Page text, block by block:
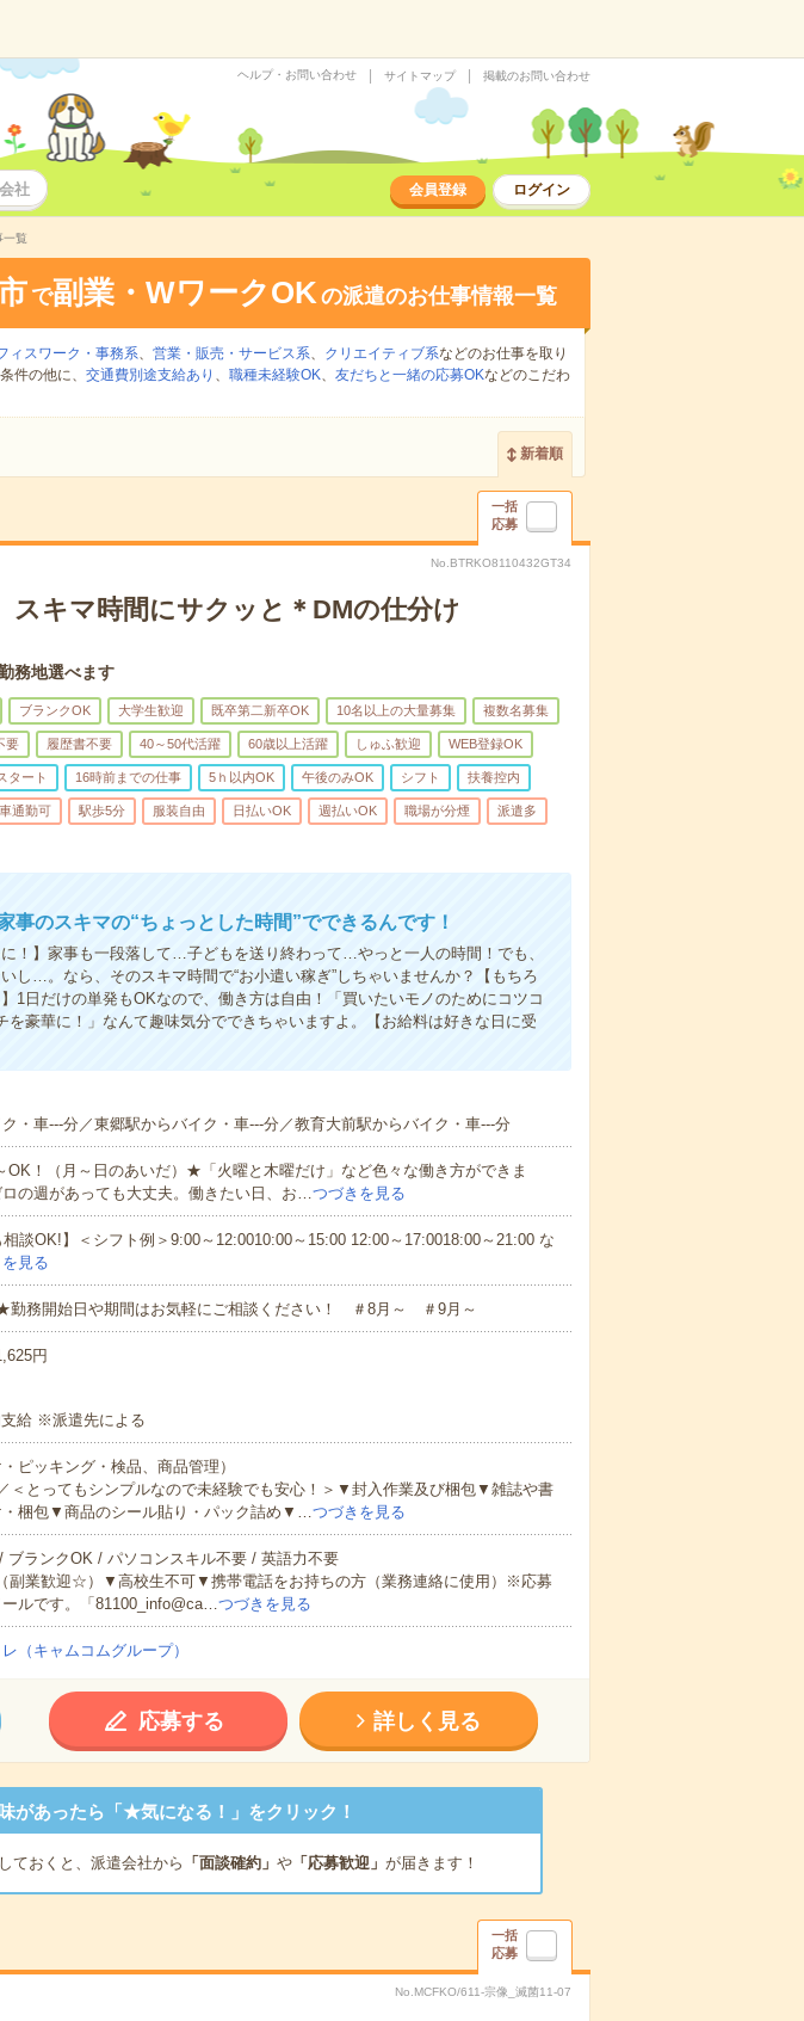
ヘルプ・お問い合わせ サイトマップ 掲載のお問い合わせ
社 会員登録 ログイン
一覧
で副業・WワークOKの派遣のお仕事情報一覧
ィスワーク・事務系、 営業・販売・サービス系、 クリエイティブ系などのお仕事を取り
件の他に、 交通費別途支給あり 、 職種未経験OK、 友だちと一緒の応募OKなどのこだわ
新着順
一括
応募
No.BTRKO8110432GT34
スキマ時間にサクッと＊DMの仕分け
務地選べます
ブランクOK 大学生歓迎 既卒第二新卒OK 10名以上の大量募集 複数名募集
要 履歴書不要 40～50代活躍 60歳以上活躍 しゅふ歓迎 WEB登録OK
タート 16時前までの仕事 5ｈ以内OK 午後のみOK シフト 扶養控内
車通勤可 駅歩5分 服装自由 日払いOK 週払いOK 職場が分煙 派遣多
のスキマの“ちょっとした時間”でできるんです！
！】家事も一段落して…子どもを送り終わって…やっと一人の時間！でも、
し…。なら、そのスキマ時間で“お小遣い稼ぎ”しちゃいませんか？【もちろ
1日だけの単発もOKなので、働き方は自由！「買いたいモノのためにコツコ
豪華に！」なんて趣味気分でできちゃいますよ。【お給料は好きな日に受
・車---分／東郷駅からバイク・車---分／教育大前駅からバイク・車---分
OK！（月～日のあいだ）★「火曜と木曜だけ」など色々な働き方ができま
の週があっても大丈夫。働きたい日、お…つづきを見る
相談OK!】＜シフト例＞9:00～12:0010:00～15:00 12:00～17:0018:00～21:00 な
見る
務開始日や期間はお気軽にご相談ください！ ＃8月～ ＃9月～
円
給 ※派遣先による
ピッキング・検品、商品管理）
＜とってもシンプルなので未経験でも安心！＞▼封入作業及び梱包▼雑誌や書
・梱包▼商品のシール貼り・パック詰め▼…つづきを見る
ブランクOK / パソコンスキル不要 / 英語力不要
副業歓迎☆）▼高校生不可▼携帯電話をお持ちの方（業務連絡に使用）※応募
ルです。「81100_info@ca…つづきを見る
（キャムコムグループ）
応募する 詳しく見る
があったら「★気になる！」をクリック！
ておくと、派遣会社から 「面談確約」 や「応募歓迎」 が届きます！
一括
応募
No.MCFKO/611-宗像_滅菌11-07